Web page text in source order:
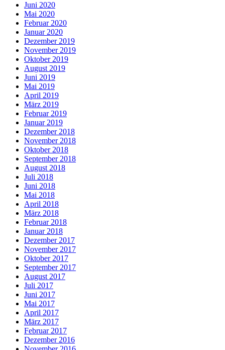
Juni 2020
Mai 2020
Februar 2020
Januar 2020
Dezember 2019
November 2019
Oktober 2019
August 2019
Juni 2019
Mai 2019
April 2019
März 2019
Februar 2019
Januar 2019
Dezember 2018
November 2018
Oktober 2018
September 2018
August 2018
Juli 2018
Juni 2018
Mai 2018
April 2018
März 2018
Februar 2018
Januar 2018
Dezember 2017
November 2017
Oktober 2017
September 2017
August 2017
Juli 2017
Juni 2017
Mai 2017
April 2017
März 2017
Februar 2017
Dezember 2016